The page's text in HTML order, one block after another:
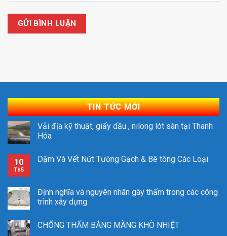
TIN TỨC MỚI
Vải địa kỹ thuật, giấy dầu , nilong lót sàn tại Thanh
Hóa
10
Th5
Dặm Vá Vết Nứt Tường Gạch & Bê tông Các Loại
Định nghĩa và nguyên nhân gây thấm trong các công
trình xây dựng
CHỐNG THẤM BẰNG MÀNG KHÒ NHIỆT